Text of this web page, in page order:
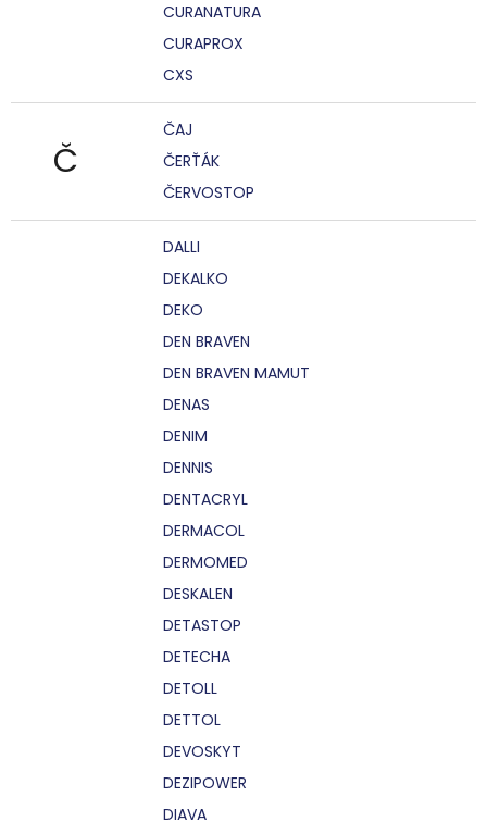
CURANATURA
CURAPROX
CXS
Č
ČAJ
ČERŤÁK
ČERVOSTOP
DALLI
DEKALKO
DEKO
DEN BRAVEN
DEN BRAVEN MAMUT
DENAS
DENIM
DENNIS
DENTACRYL
DERMACOL
DERMOMED
DESKALEN
DETASTOP
DETECHA
DETOLL
DETTOL
DEVOSKYT
DEZIPOWER
DIAVA